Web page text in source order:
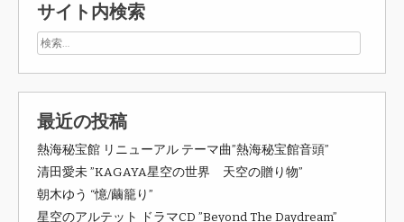
サイト内検索
最近の投稿
熱海秘宝館 リニューアル テーマ曲”熱海秘宝館音頭”
清田愛未 ”KAGAYA星空の世界 天空の贈り物”
朝木ゆう “憶/繭籠り”
星空のアルテット ドラマCD ”Beyond The Daydream”